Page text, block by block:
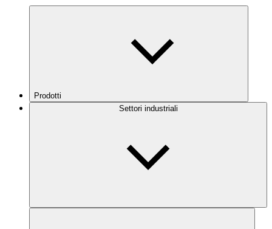
Prodotti
Settori industriali